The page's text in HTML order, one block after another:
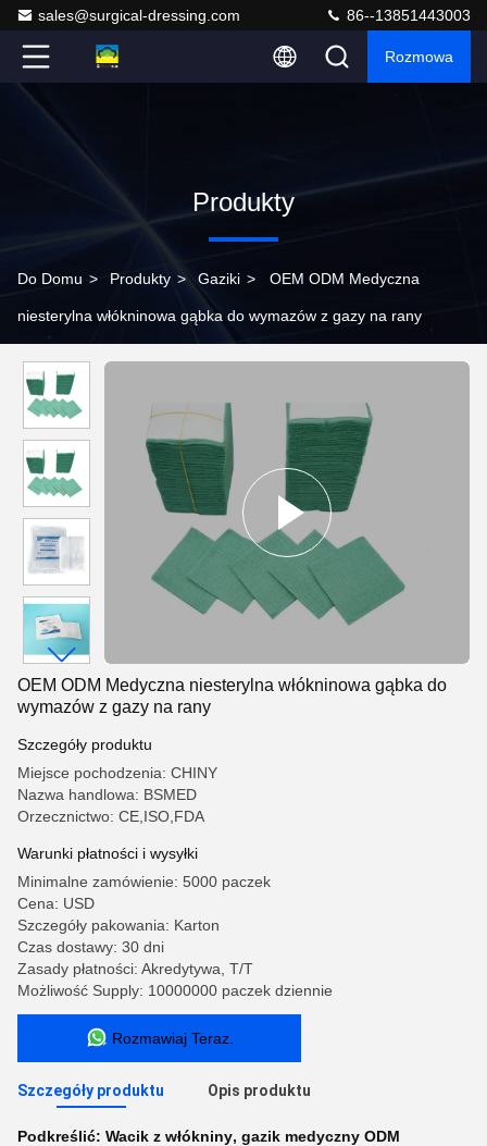
sales@surgical-dressing.com 86--13851443003
Rozmowa
Produkty
Do Domu > Produkty > Gaziki > OEM ODM Medyczna
niesterylna włókninowa gąbka do wymazów z gazy na rany
OEM ODM Medyczna niesterylna włókninowa gąbka do
wymazów z gazy na rany
Szczegóły produktu
Miejsce pochodzenia: CHINY
Nazwa handlowa: BSMED
Orzecznictwo: CE,ISO,FDA
Warunki płatności i wysyłki
Minimalne zamówienie: 5000 paczek
Cena: USD
Szczegóły pakowania: Karton
Czas dostawy: 30 dni
Zasady płatności: Akredytywa, T/T
Możliwość Supply: 10000000 paczek dziennie
Rozmawiaj Teraz.
Szczegóły produktu Opis produktu
Podkreślić: Wacik z włókniny, gazik medyczny ODM